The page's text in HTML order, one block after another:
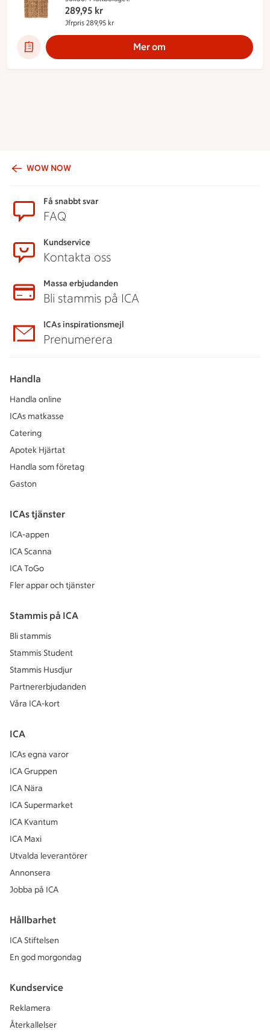
289,95 kr
Jfrpris 289,95 kr
Mer om
WOW NOW
Få snabbt svar
FAQ
Kundservice
Kontakta oss
Massa erbjudanden
Bli stammis på ICA
ICAs inspirationsmejl
Prenumerera
Handla
Handla online
ICAs matkasse
Catering
Apotek Hjärtat
Handla som företag
Gaston
ICAs tjänster
ICA-appen
ICA Scanna
ICA ToGo
Fler appar och tjänster
Stammis på ICA
Bli stammis
Stammis Student
Stammis Husdjur
Partnererbjudanden
Våra ICA-kort
ICA
ICAs egna varor
ICA Gruppen
ICA Nära
ICA Supermarket
ICA Kvantum
ICA Maxi
Utvalda leverantörer
Annonsera
Jobba på ICA
Hållbarhet
ICA Stiftelsen
En god morgondag
Kundservice
Reklamera
Återkallelser